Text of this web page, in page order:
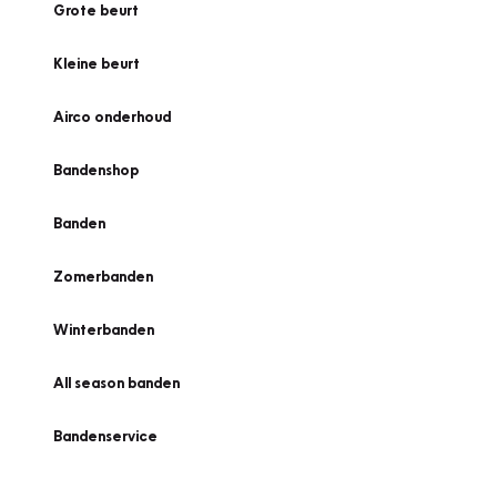
Grote beurt
Kleine beurt
Airco onderhoud
Bandenshop
Banden
Zomerbanden
Winterbanden
All season banden
Bandenservice